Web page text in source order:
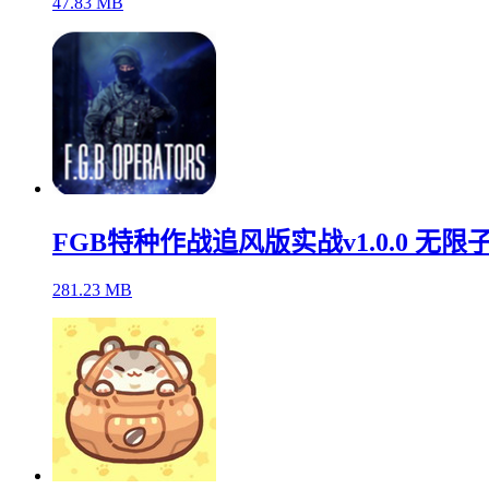
FGB特种作战追风版实战v1.0.0 无限
281.23 MB